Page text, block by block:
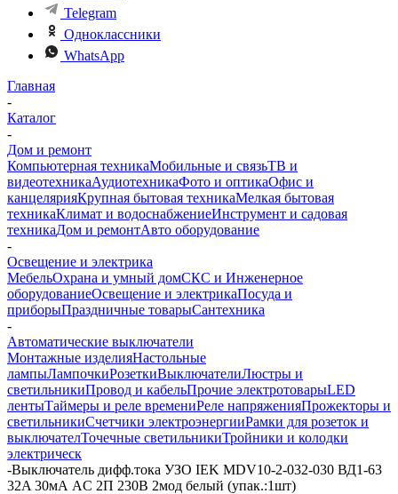
Telegram
Одноклассники
WhatsApp
Главная
-
Каталог
-
Дом и ремонт
Компьютерная техникаМобильные и связьТВ и
видеотехникаАудиотехникаФото и оптикаОфис и
канцелярияКрупная бытовая техникаМелкая бытовая
техникаКлимат и водоснабжениеИнструмент и садовая
техникаДом и ремонтАвто оборудование
-
Освещение и электрика
МебельОхрана и умный домСКС и Инженерное
оборудованиеОсвещение и электрикаПосуда и
приборыПраздничные товарыСантехника
-
Автоматические выключатели
Монтажные изделияНастольные
лампыЛампочкиРозеткиВыключателиЛюстры и
светильникиПровод и кабельПрочие электротоварыLED
лентыТаймеры и реле времениРеле напряженияПрожекторы и
светильникиСчетчики электроэнергииРамки для розеток и
выключателТочечные светильникиТройники и колодки
электрическ
-Выключатель дифф.тока УЗО IEK MDV10-2-032-030 ВД1-63
32A 30мА AC 2П 230В 2мод белый (упак.:1шт)